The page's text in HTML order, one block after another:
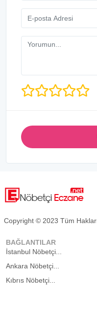
Copyright © 2023 Tüm Hakları
BAĞLANTILAR
İstanbul Nöbetçi...
Ankara Nöbetçi...
Kıbrıs Nöbetçi...